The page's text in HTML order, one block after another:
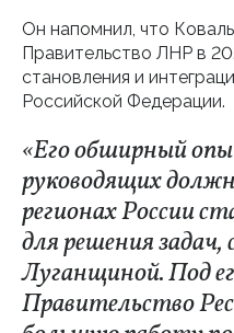
Он напомнил, что
Правительство ЛНР в
становления и
Российской Федерации.
«Его обширный
руководящих
регионах России
для решения
Луганщиной. Под
Правительство